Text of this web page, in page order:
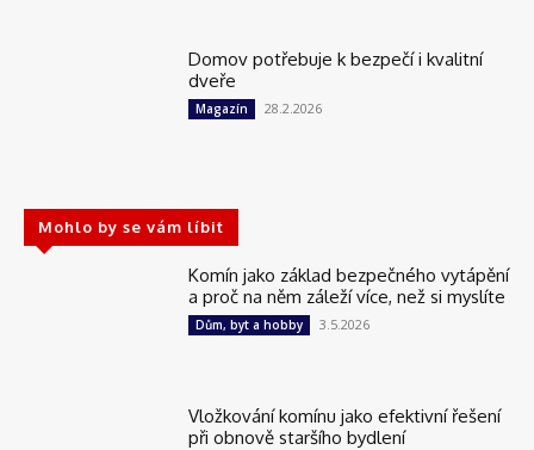
Domov potřebuje k bezpečí i kvalitní
dveře
Magazín 28.2.2026
Mohlo by se vám líbit
Komín jako základ bezpečného vytápění
a proč na něm záleží více, než si myslíte
Dům, byt a hobby 3.5.2026
Vložkování komínu jako efektivní řešení
při obnově staršího bydlení